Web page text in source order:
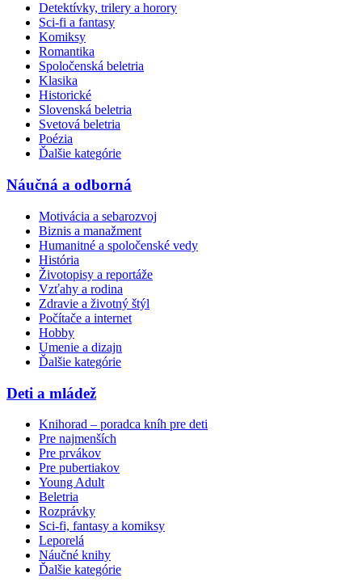
Detektívky, trilery a horory
Sci-fi a fantasy
Komiksy
Romantika
Spoločenská beletria
Klasika
Historické
Slovenská beletria
Svetová beletria
Poézia
Ďalšie kategórie
Náučná a odborná
Motivácia a sebarozvoj
Biznis a manažment
Humanitné a spoločenské vedy
História
Životopisy a reportáže
Vzťahy a rodina
Zdravie a životný štýl
Počítače a internet
Hobby
Umenie a dizajn
Ďalšie kategórie
Deti a mládež
Knihorad – poradca kníh pre deti
Pre najmenších
Pre prvákov
Pre pubertiakov
Young Adult
Beletria
Rozprávky
Sci-fi, fantasy a komiksy
Leporelá
Náučné knihy
Ďalšie kategórie